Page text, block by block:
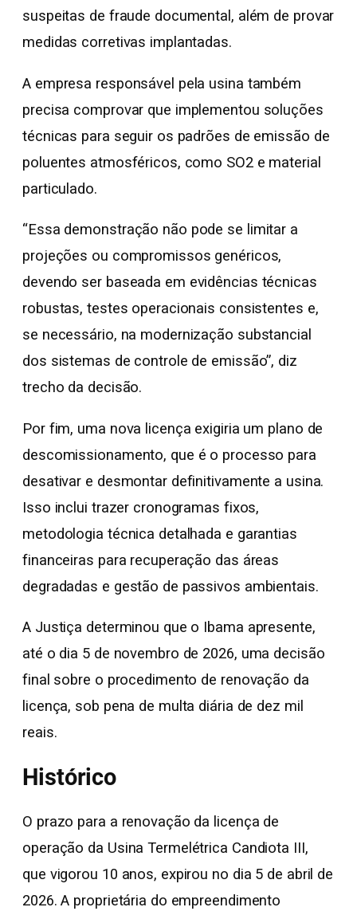
suspeitas de fraude documental, além de provar
medidas corretivas implantadas.
A empresa responsável pela usina também
precisa comprovar que implementou soluções
técnicas para seguir os padrões de emissão de
poluentes atmosféricos, como SO2 e material
particulado.
“Essa demonstração não pode se limitar a
projeções ou compromissos genéricos,
devendo ser baseada em evidências técnicas
robustas, testes operacionais consistentes e,
se necessário, na modernização substancial
dos sistemas de controle de emissão”, diz
trecho da decisão.
Por fim, uma nova licença exigiria um plano de
descomissionamento, que é o processo para
desativar e desmontar definitivamente a usina.
Isso inclui trazer cronogramas fixos,
metodologia técnica detalhada e garantias
financeiras para recuperação das áreas
degradadas e gestão de passivos ambientais.
A Justiça determinou que o Ibama apresente,
até o dia 5 de novembro de 2026, uma decisão
final sobre o procedimento de renovação da
licença, sob pena de multa diária de dez mil
reais.
Histórico
O prazo para a renovação da licença de
operação da Usina Termelétrica Candiota III,
que vigorou 10 anos, expirou no dia 5 de abril de
2026. A proprietária do empreendimento